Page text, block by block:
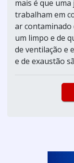
mais é que
trabalham em
ar
um limpo e de
de ventilação e
e de exaustão